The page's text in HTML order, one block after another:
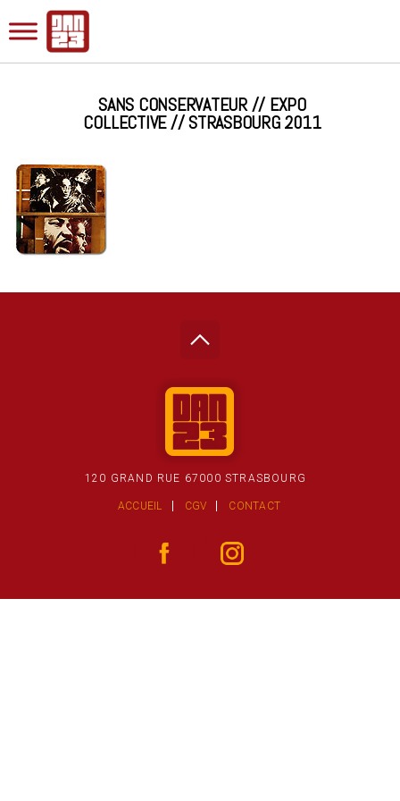
SANS CONSERVATEUR // EXPO
COLLECTIVE // STRASBOURG 2011
120 GRAND RUE 67000 STRASBOURG
ACCUEIL CGV CONTACT